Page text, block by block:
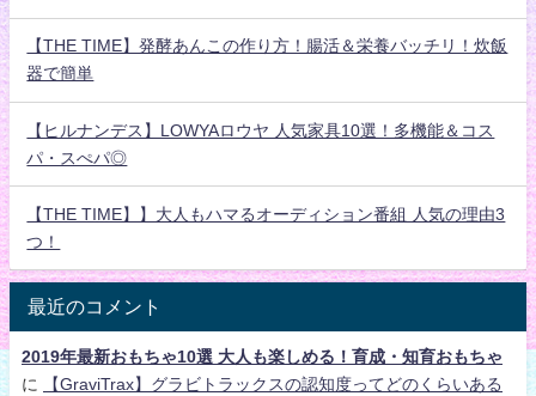
【THE TIME】発酵あんこの作り方！腸活＆栄養バッチリ！炊飯
器で簡単
【ヒルナンデス】LOWYAロウヤ 人気家具10選！多機能＆コス
パ・スぺパ◎
【THE TIME】】大人もハマるオーディション番組 人気の理由3
つ！
最近のコメント
2019年最新おもちゃ10選 大人も楽しめる！育成・知育おもちゃ
に
【GraviTrax】グラビトラックスの認知度ってどのくらいある